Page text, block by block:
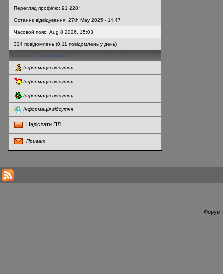
Перегляд профілю: 91 228*
Останнє відвідування: 27th May 2025 - 14:47
Часовой пояс: Aug 8 2026, 15:03
324 повідомлень (0.11 повідомлень у день)
Контактна інформація
Інформація відсутня
Інформація відсутня
Інформація відсутня
Інформація відсутня
Надіслати ПЛ
Приват
Форум